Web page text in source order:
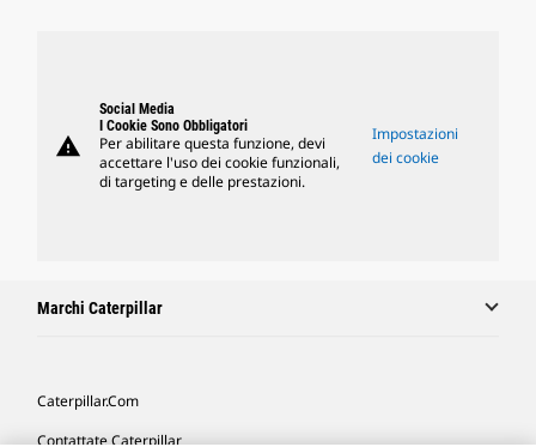
warning
Social Media
I Cookie Sono Obbligatori
Per abilitare questa funzione, devi
accettare l'uso dei cookie funzionali,
di targeting e delle prestazioni.
Impostazioni
dei cookie
Marchi Caterpillar
Caterpillar.com
Contattate Caterpillar